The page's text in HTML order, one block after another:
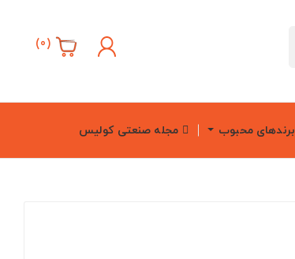
(
0
)
برندهای محبوب مجله صنعتی کولیس